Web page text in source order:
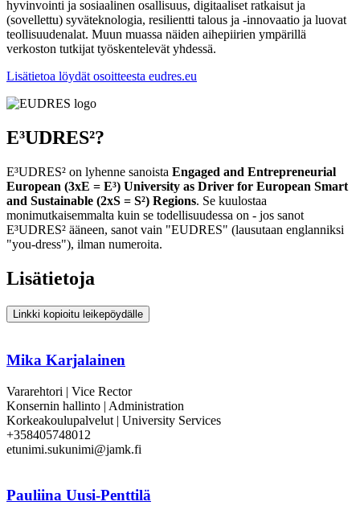
hyvinvointi ja sosiaalinen osallisuus, digitaaliset ratkaisut ja
(sovellettu) syväteknologia, resilientti talous ja -innovaatio ja luovat
teollisuudenalat. Muun muassa näiden aihepiirien ympärillä
verkoston tutkijat työskentelevät yhdessä.
Lisätietoa löydät osoitteesta eudres.eu
E³UDRES²?
E³UDRES² on lyhenne sanoista Engaged and Entrepreneurial
European (3xE = E³) University as Driver for European Smart
and Sustainable (2xS = S²) Regions. Se kuulostaa
monimutkaisemmalta kuin se todellisuudessa on - jos sanot
E³UDRES² ääneen, sanot vain "EUDRES" (lausutaan englanniksi
"you-dress"), ilman numeroita.
Lisätietoja
Linkki kopioitu leikepöydälle
Mika Karjalainen
Vararehtori | Vice Rector
Konsernin hallinto | Administration
Korkeakoulupalvelut | University Services
+358405748012
etunimi.sukunimi@jamk.fi
Pauliina Uusi-Penttilä